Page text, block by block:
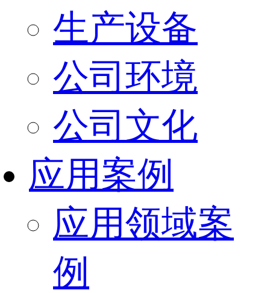
生产设备
公司环境
公司文化
应用案例
应用领域案
例